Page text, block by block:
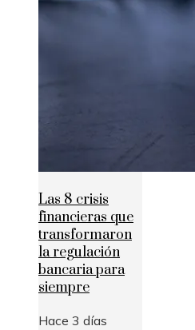
Las 8 crisis
financieras que
transformaron
la regulación
bancaria para
siempre
Hace 3 días